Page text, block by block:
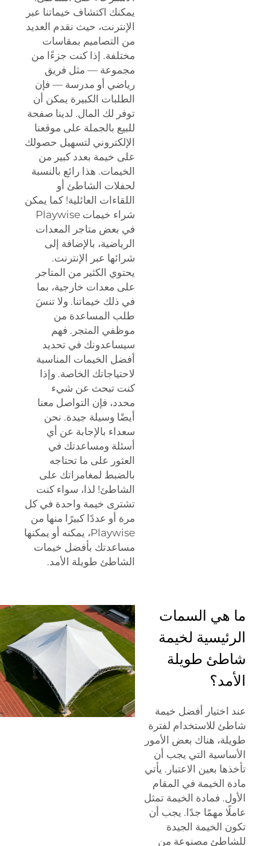
يمكنك اكتشاف خيماتنا عبر
الإنترنت، حيث نقدم العديد
من التصاميم بمقاسات
مختلفة. إذا كنت جزءًا من
مجموعة — مثل فريق
رياضي أو مدرسة — فإن
الطلبات الكبيرة يمكن أن
توفر لك المال. لدينا صفحة
للبيع بالجملة على موقعنا
الإلكتروني لتسهيل حصولك
على خيمة بعدد كبير من
الخيمات. هذا رائع بالنسبة
لحفلات الشاطئ أو
اللقاءات العائلية! كما يمكن
شراء خيمات Playwise
في بعض متاجر المعدات
الرياضية، بالإضافة إلى
شرائها عبر الإنترنت.
يحتوي الكثير من المتاجر
على معدات خارجية، بما
في ذلك خيماتنا. ولا تنسَ
طلب المساعدة من
موظفي المتجر. فهم
سيساعدونك في تحديد
أفضل الخيمات المناسبة
لاحتياجاتك الخاصة. وإذا
كنت تبحث عن شيء
محدد، فإن التواصل معنا
أيضًا وسيلة جيدة. نحن
سعداء بالإجابة عن أي
أسئلة ومساعدتك في
العثور على ما تحتاجه
بالضبط لمغامراتك على
الشاطئ! لذا، سواء كنت
تشترى خيمة واحدة في كل
مرة أو عددًا كبيرًا منها من
Playwise، يمكنه أو يمكنها
مساعدتك بأفضل خيمات
الشاطئ طويلة الأمد.
ما هي السمات
الرئيسية لخيمة
شاطئ طويلة
الأمد؟
عند اختيار أفضل خيمة
شاطئ للاستخدام لفترة
طويلة، هناك بعض الأمور
الأساسية التي يجب أن
تأخذها بعين الاعتبار. يأتي
مادة الخيمة في المقام
الأول. فمادة الخيمة تمثل
عاملًا مهمًا جدًا. يجب أن
تكون الخيمة الجيدة
للشاطئ مصنوعة من